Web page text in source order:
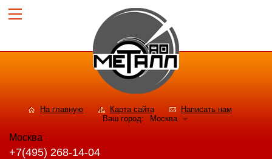
На главную Карта сайта
Написать нам
Ваш город:
Москва
Москва
+7(495) 268-14-04